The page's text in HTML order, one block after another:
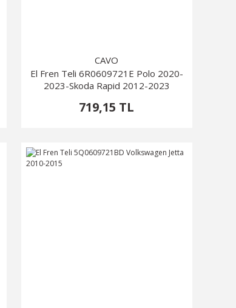
CAVO
El Fren Teli 6R0609721E Polo 2020-
2023-Skoda Rapid 2012-2023
719,15 TL